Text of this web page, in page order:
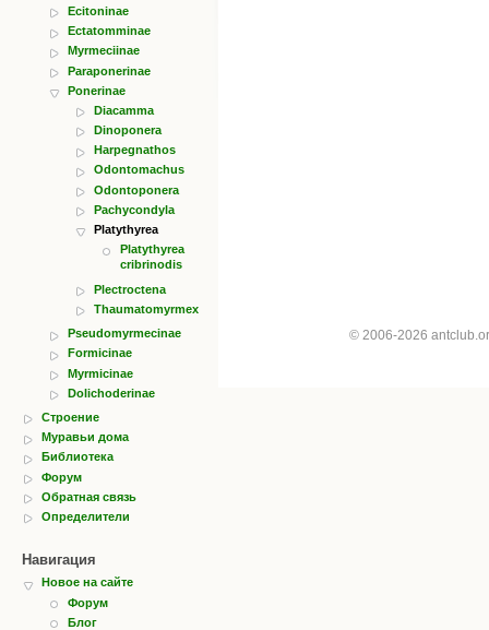
Ecitoninae
Ectatomminae
Myrmeciinae
Paraponerinae
Ponerinae
Diacamma
Dinoponera
Harpegnathos
Odontomachus
Odontoponera
Pachycondyla
Platythyrea
Platythyrea
cribrinodis
Plectroctena
Thaumatomyrmex
Pseudomyrmecinae
Formicinae
Myrmicinae
Dolichoderinae
Строение
Муравьи дома
Библиотека
Форум
Обратная связь
Определители
Навигация
Новое на сайте
Форум
Блог
© 2006-2026